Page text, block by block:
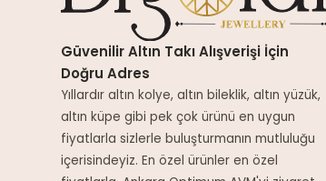
Güvenilir Altın Takı Alışverişi İçin
Doğru Adres
Yıllardır altın kolye, altın bileklik, altın yüzük,
altın küpe gibi pek çok ürünü en uygun
fiyatlarla sizlerle buluşturmanın mutluluğu
içerisindeyiz. En özel ürünler en özel